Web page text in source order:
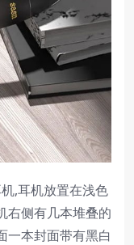
,耳机放置在浅色
右侧有几本堆叠的
一本封面带有黑白